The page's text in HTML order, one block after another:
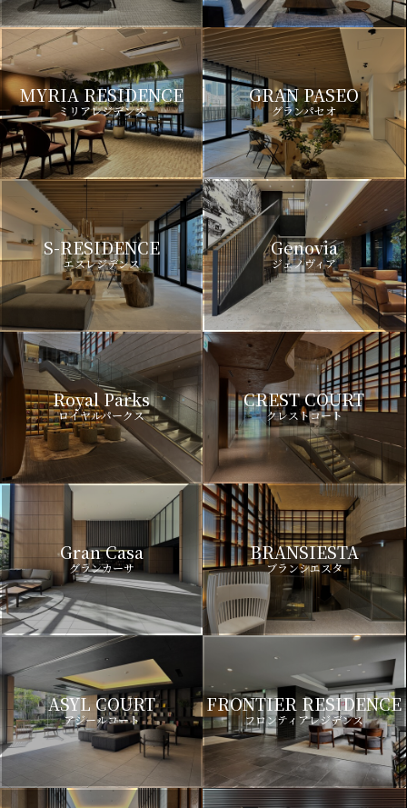
MYRIA RESIDENCE
ミリアレジデンス
GRAN PASEO
グランパセオ
S-RESIDENCE
エスレジデンス
Genovia
ジェノヴィア
Royal Parks
ロイヤルパークス
CREST COURT
クレストコート
Gran Casa
グランカーサ
BRANSIESTA
ブランシエスタ
ASYL COURT
アジールコート
FRONTIER RESIDENCE
フロンティアレジデンス